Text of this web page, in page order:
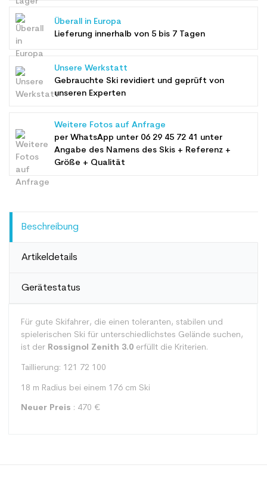
Überall in Europa
Lieferung innerhalb von 5 bis 7 Tagen
Unsere Werkstatt
Gebrauchte Ski revidiert und geprüft von
unseren Experten
Weitere Fotos auf Anfrage
per WhatsApp unter 06 29 45 72 41 unter
Angabe des Namens des Skis + Referenz +
Größe + Qualität
Beschreibung
Artikeldetails
Gerätestatus
Für gute Skifahrer, die einen toleranten, stabilen und
spielerischen Ski für unterschiedlichstes Gelände suchen,
ist der Rossignol Zenith 3.0 erfüllt die Kriterien.
Taillierung: 121 72 100
18 m Radius bei einem 176 cm Ski
Neuer Preis : 470 €